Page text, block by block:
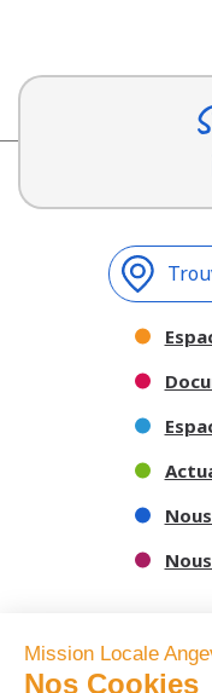
Mission Locale
Nos Cookies